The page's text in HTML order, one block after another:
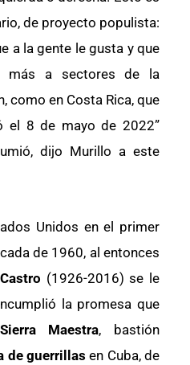
de proyecto populista:
a la gente le gusta y que
más a sectores de la
como en Costa Rica, que
el 8 de mayo de 2022”
dijo Murillo a este
Unidos en el primer
de 1960, al entonces
(1926-2016) se le
la promesa que
Sierra Maestra, bastión
de guerrillasen Cuba, de